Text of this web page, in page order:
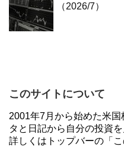
（2026/7）
このサイトについて
2001年7月から始めた米
タと日記から自分の投資
詳しくはトップバーの「